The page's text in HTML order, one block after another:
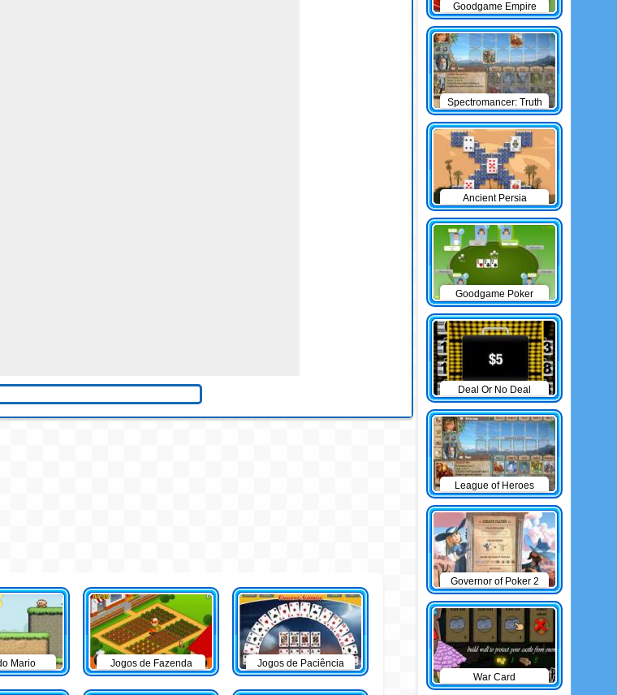
Mario Jogos de Fazenda Jogos de Paciência
Goodgame Empire
Spectromancer: Truth
& Beauty
Ancient Persia
Solitaire
Goodgame Poker
Deal Or No Deal
League of Heroes
Governor of Poker 2
War Card